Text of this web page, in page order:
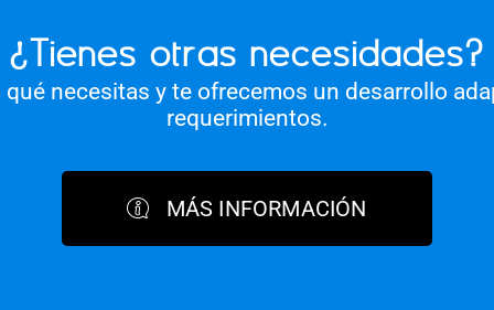
¿Tienes otras necesidades?
qué necesitas y te ofrecemos un desarrollo
requerimientos.
MÁS INFORMACIÓN